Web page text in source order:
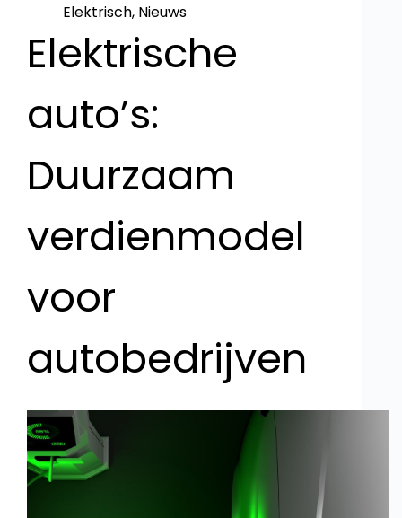
Elektrisch, Nieuws
Elektrische
auto’s:
Duurzaam
verdienmodel
voor
autobedrijven